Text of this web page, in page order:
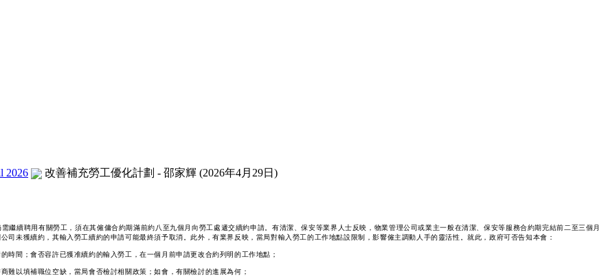
2026 改善補充勞工優化計劃 - 邵家輝 (2026年4月29日)
續聘用有關勞工，須在其僱傭合約期滿前約八至九個月向勞工處遞交續約申請。有清潔、保安等業界人士反映，物業管理公司或業主一般在清潔、保安等服務合約期完結前二至三個月
未獲續約，其輸入勞工續約的申請可能最終須予取消。此外，有業界反映，當局對輸入勞工的工作地點設限制，影響僱主調動人手的靈活性。就此，政府可否告知本會：
時間；會否容許已獲准續約的輸入勞工，在一個月前申請更改合約列明的工作地點；
難以填補職位空缺，當局會否檢討相關政策；如會，有關檢討的進展為何；